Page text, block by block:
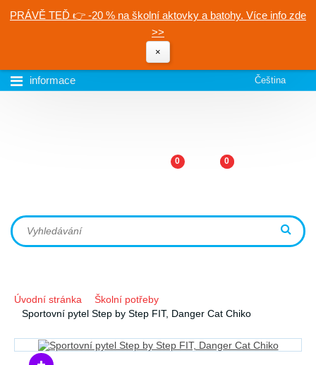
PRÁVĚ TEĎ 👉 -20 % na školní aktovky a batohy. Více info zde
>>
×
informace Čeština
0 0
Úvodní stránka
Školní potřeby
Sportovní pytel Step by Step FIT, Danger Cat Chiko